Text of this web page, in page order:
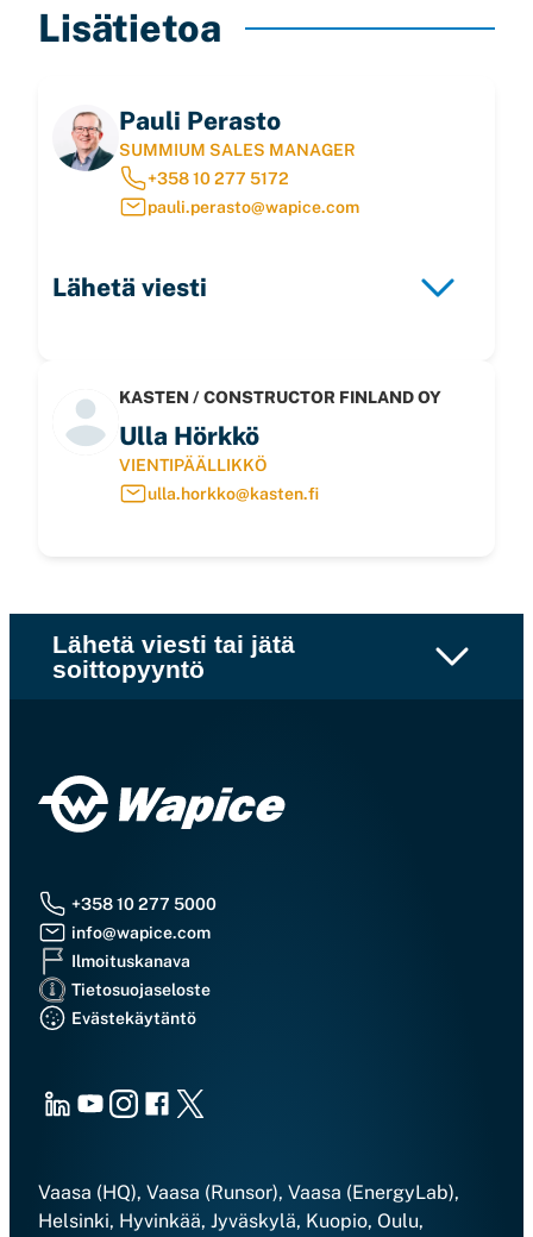
Lisätietoa
Pauli Perasto
SUMMIUM SALES MANAGER
+358 10 277 5172
pauli.perasto@wapice.com
Lähetä viesti
KASTEN / CONSTRUCTOR FINLAND OY
Ulla Hörkkö
VIENTIPÄÄLLIKKÖ
ulla.horkko@kasten.fi
Lähetä viesti tai jätä
soittopyyntö
+358 10 277 5000
info@wapice.com
Ilmoituskanava
Tietosuojaseloste
Evästekäytäntö
LinkedInYoutubeInstagram
Facebook
X
Vaasa (HQ), Vaasa (Runsor), Vaasa (EnergyLab),
Helsinki, Hyvinkää, Jyväskylä, Kuopio, Oulu,